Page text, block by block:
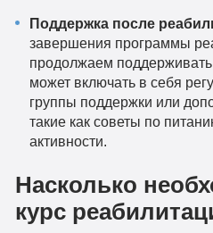
Поддержка после
завершения программы
продолжаем
может включать в себя
группы поддержки или
такие как советы по
активности.
Насколько
курс